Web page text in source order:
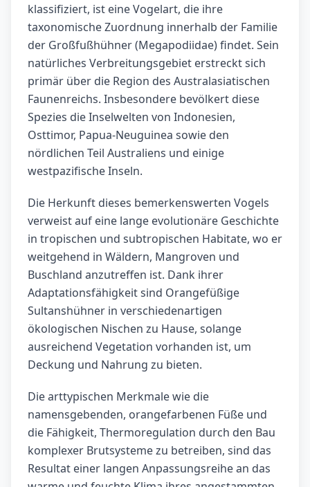
klassifiziert, ist eine Vogelart, die ihre
taxonomische Zuordnung innerhalb der Familie
der Großfußhühner (Megapodiidae) findet. Sein
natürliches Verbreitungsgebiet erstreckt sich
primär über die Region des Australasiatischen
Faunenreichs. Insbesondere bevölkert diese
Spezies die Inselwelten von Indonesien,
Osttimor, Papua-Neuguinea sowie den
nördlichen Teil Australiens und einige
westpazifische Inseln.
Die Herkunft dieses bemerkenswerten Vogels
verweist auf eine lange evolutionäre Geschichte
in tropischen und subtropischen Habitate, wo er
weitgehend in Wäldern, Mangroven und
Buschland anzutreffen ist. Dank ihrer
Adaptationsfähigkeit sind Orangefüßige
Sultanshühner in verschiedenartigen
ökologischen Nischen zu Hause, solange
ausreichend Vegetation vorhanden ist, um
Deckung und Nahrung zu bieten.
Die arttypischen Merkmale wie die
namensgebenden, orangefarbenen Füße und
die Fähigkeit, Thermoregulation durch den Bau
komplexer Brutsysteme zu betreiben, sind das
Resultat einer langen Anpassungsreihe an das